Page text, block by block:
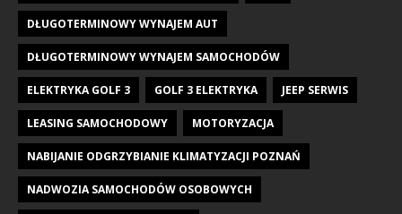
DŁUGOTERMINOWY WYNAJEM AUT
DŁUGOTERMINOWY WYNAJEM SAMOCHODÓW
ELEKTRYKA GOLF 3 GOLF 3 ELEKTRYKA JEEP SERWIS
LEASING SAMOCHODOWY MOTORYZACJA
NABIJANIE ODGRZYBIANIE KLIMATYZACJI POZNAŃ
NADWOZIA SAMOCHODÓW OSOBOWYCH